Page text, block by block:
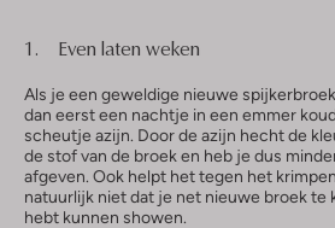
1. Even laten weken
Als je een geweldige nieuwe
dan eerst een nachtje in een emmer
scheutje azijn. Door de azijn hecht de
de stof van de broek en heb je dus
afgeven. Ook helpt het tegen het
natuurlijk niet dat je net nieuwe broek te
hebt kunnen showen.